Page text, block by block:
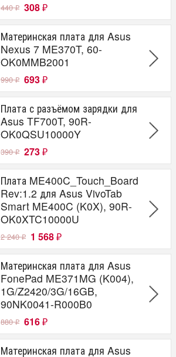
440₽ 308 ₽
Материнская плата для Asus
Nexus 7 ME370T, 60-
OK0MMB2001
990₽ 693 ₽
Плата с разъёмом зарядки для
Asus TF700T, 90R-
OK0QSU10000Y
390₽ 273 ₽
Плата ME400C_Touch_Board
Rev:1.2 для Asus VivoTab
Smart ME400C (K0X), 90R-
OK0XTC10000U
2 240₽ 1 568 ₽
Материнская плата для Asus
FonePad ME371MG (K004),
1G/Z2420/3G/16GB,
90NK0041-R000B0
880₽ 616 ₽
Материнская плата для Asus